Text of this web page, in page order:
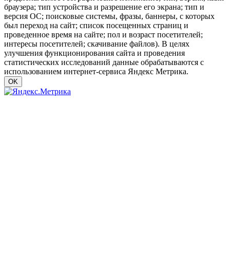
браузера; тип устройства и разрешение его экрана; тип и
версия ОС; поисковые системы, фразы, баннеры, с которых
был переход на сайт; список посещенных страниц и
проведенное время на сайте; пол и возраст посетителей;
интересы посетителей; скачивание файлов). В целях
улучшения функционирования сайта и проведения
статистических исследований данные обрабатываются с
использованием интернет-сервиса Яндекс Метрика.
OK